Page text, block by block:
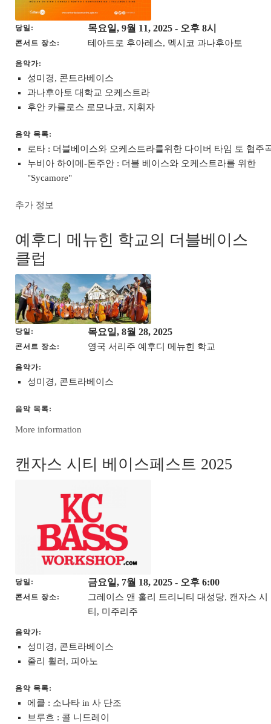
당일 목요일, 9월 11, 2025 - 오후 8시
콘서트 장소 테아트로 후아레스, 멕시코 과나후아토
음악가:
성미경, 콘트라베이스
과나후아토 대학교 오케스트라
후안 카를로스 로모나코, 지휘자
음악 목록:
로타 : 더블베이스와 오케스트라를위한 다이버 타임 토 협주
누비아 하이메-돈주안 : 더블 베이스와 오케스트라를 위한
"Sycamore"
추가 정보
예후디 메뉴힌 학교의 더블베이스
클럽
당일 목요일, 8월 28, 2025
콘서트 장소 영국 서리주 예후디 메뉴힌 학교
음악가:
성미경, 콘트라베이스
음악 목록:
More information
캔자스 시티 베이스페스트 2025
당일 금요일, 7월 18, 2025 - 오후 6:00
콘서트 장소
그레이스 앤 홀리 트리니티 대성당, 캔자스 시
티, 미주리주
음악가:
성미경, 콘트라베이스
줄리 휠러, 피아노
음악 목록:
에클 : 소나타 in 사 단조
브루흐 : 콜 니드레이